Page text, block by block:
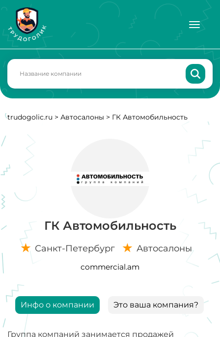
trudogolic.ru > Автосалоны > ГК Автомобильность
ГК Автомобильность
Санкт-Петербург Автосалоны
commercial.am
Инфо о компании Это ваша компания?
Группа компаний занимается продажей